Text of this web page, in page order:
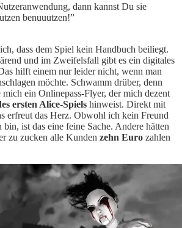
dann kannst Du sie
benuuutzen!”
dass dem Spiel kein Handbuch beiliegt.
und im Zweifelsfall gibt es ein digitales
hilft einem nur leider nicht, wenn man
möchte. Schwamm drüber, denn
mich ein Onlinepass-Flyer, der mich dezent
ersten Alice-Spiels hinweist. Direkt mit
erfreut das Herz. Obwohl ich kein Freund
ist das eine feine Sache. Andere hätten
zu zucken alle Kunden zehn Euro zahlen